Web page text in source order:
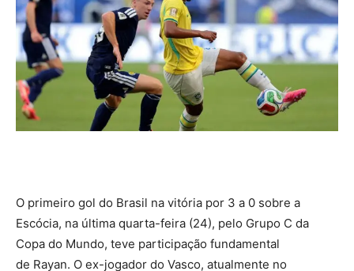
O primeiro gol do Brasil na vitória por 3 a 0 sobre a
Escócia, na última quarta-feira (24), pelo Grupo C da
Copa do Mundo, teve participação fundamental
de Rayan. O ex-jogador do Vasco, atualmente no